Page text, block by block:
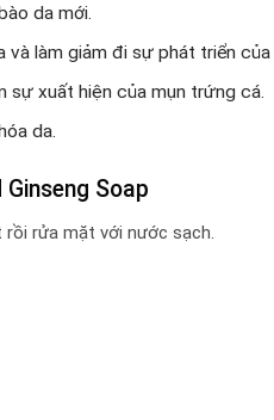
da mới.
làm giảm đi sự phát triển của
sự xuất hiện của mụn trứng cá.
da.
Soap
rửa mặt với nước sạch.